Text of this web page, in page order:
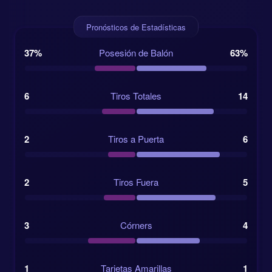
ventajas pueden hacerse muy grandes después del
Notas de forma y el ángulo del cara a cara
El 11 de junio de 2024 firmó un 0:0 muy meritorio a
domicilio ante Irán, pese a salir con una cuota de 5.5
para sufrir, mantener el orden y rascar algo en una
de su propia resistencia. El 11 de junio de 2025
empató 1:1 fuera de casa ante Argentina pese a
Ese tipo de resultado dice mucho de su mentalidad.
Sabe defender cuando hace falta, pero también tiene
Pronósticos de Estadísticas
37% Posesión de Balón 63%
6 Tiros Totales 14
2 Tiros a Puerta 6
2 Tiros Fuera 5
3 Córners 4
1 Tarjetas Amarillas 1